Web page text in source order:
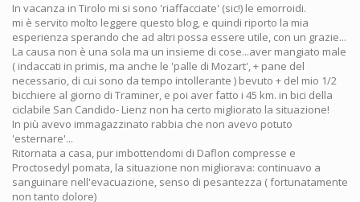
In vacanza in Tirolo mi si sono 'riaffacciate' (sic!) le emorroidi.
mi è servito molto leggere questo blog, e quindi riporto la mia
esperienza sperando che ad altri possa essere utile, con un grazie...
La causa non è una sola ma un insieme di cose...aver mangiato male
( indaccati in primis, ma anche le 'palle di Mozart', + pane del
necessario, di cui sono da tempo intollerante ) bevuto + del mio 1/2
bicchiere al giorno di Traminer, e poi aver fatto i 45 km. in bici della
ciclabile San Candido- Lienz non ha certo migliorato la situazione!
In più avevo immagazzinato rabbia che non avevo potuto
'esternare'...
Ritornata a casa, pur imbottendomi di Daflon compresse e
Proctosedyl pomata, la situazione non migliorava: continuavo a
sanguinare nell'evacuazione, senso di pesantezza ( fortunatamente
non tanto dolore)